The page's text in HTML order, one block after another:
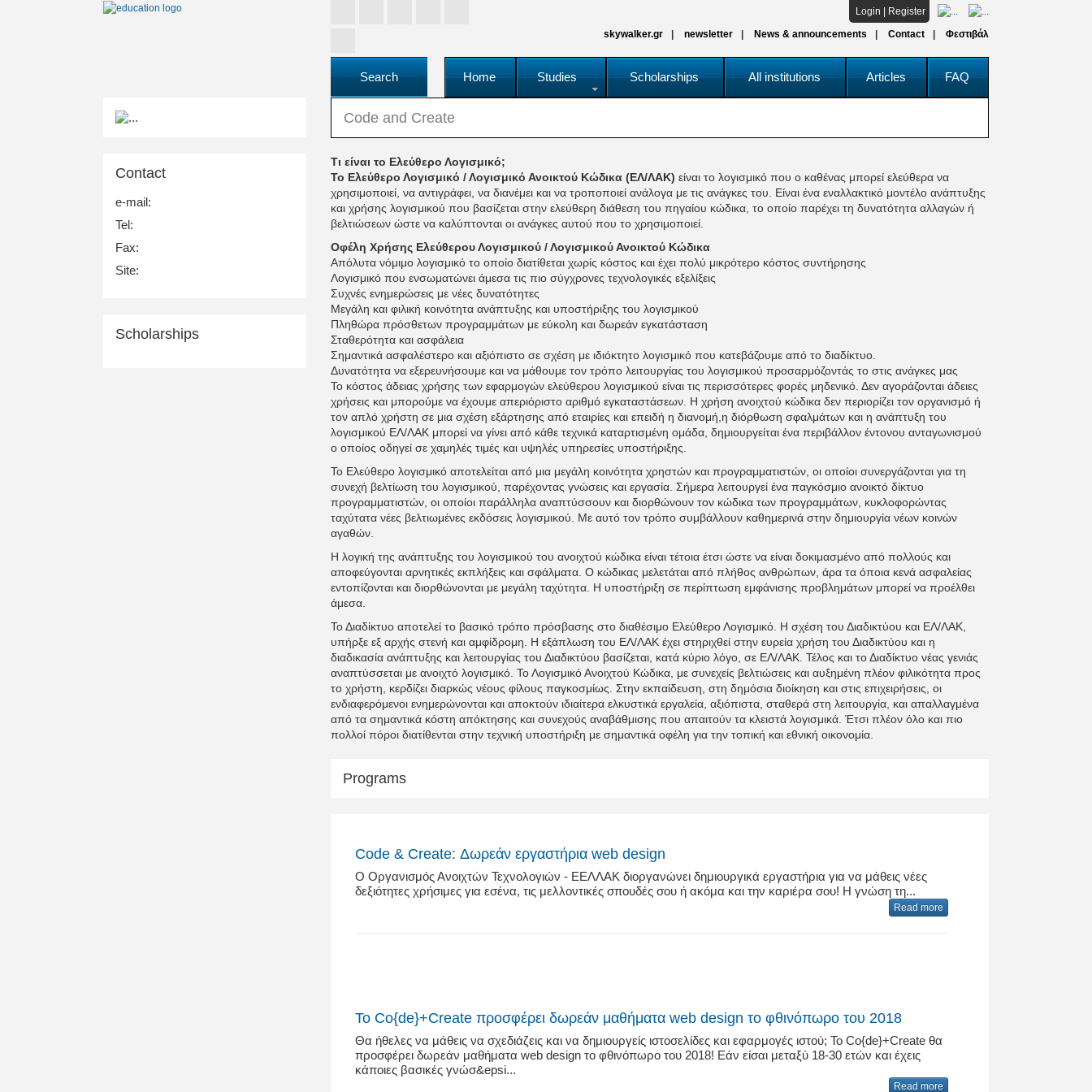
Login
Register
skywalker.gr
newsletter News & announcements Contact Φεστιβάλ
Search Home Studies Scholarships All institutions Articles FAQ
Contact
e-mail:
Tel:
Fax:
Site:
Scholarships
Code and Create
Τι είναι το Ελεύθερο Λογισμικό;
Το Ελεύθερο Λογισμικό / Λογισμικό Ανοικτού Κώδικα (ΕΛ/ΛΑΚ) είναι το λογισμικό που ο καθένας μπορεί ελεύθερα να
χρησιμοποιεί, να αντιγράφει, να διανέμει και να τροποποιεί ανάλογα με τις ανάγκες του. Είναι ένα εναλλακτικό μοντέλο ανάπτυξης
και χρήσης λογισμικού που βασίζεται στην ελεύθερη διάθεση του πηγαίου κώδικα, το οποίο παρέχει τη δυνατότητα αλλαγών ή
βελτιώσεων ώστε να καλύπτονται οι ανάγκες αυτού που το χρησιμοποιεί.
Οφέλη Χρήσης Ελεύθερου Λογισμικού / Λογισμικού Ανοικτού Κώδικα
Απόλυτα νόμιμο λογισμικό το οποίο διατίθεται χωρίς κόστος και έχει πολύ μικρότερο κόστος συντήρησης
Λογισμικό που ενσωματώνει άμεσα τις πιο σύγχρονες τεχνολογικές εξελίξεις
Συχνές ενημερώσεις με νέες δυνατότητες
Μεγάλη και φιλική κοινότητα ανάπτυξης και υποστήριξης του λογισμικού
Πληθώρα πρόσθετων προγραμμάτων με εύκολη και δωρεάν εγκατάσταση
Σταθερότητα και ασφάλεια
Σημαντικά ασφαλέστερο και αξιόπιστο σε σχέση με ιδιόκτητο λογισμικό που κατεβάζουμε από το διαδίκτυο.
Δυνατότητα να εξερευνήσουμε και να μάθουμε τον τρόπο λειτουργίας του λογισμικού προσαρμόζοντάς το στις ανάγκες μας
Το κόστος άδειας χρήσης των εφαρμογών ελεύθερου λογισμικού είναι τις περισσότερες φορές μηδενικό. Δεν αγοράζονται άδειες
χρήσεις και μπορούμε να έχουμε απεριόριστο αριθμό εγκαταστάσεων. Η χρήση ανοιχτού κώδικα δεν περιορίζει τον οργανισμό ή
τον απλό χρήστη σε μια σχέση εξάρτησης από εταιρίες και επειδή η διανομή,η διόρθωση σφαλμάτων και η ανάπτυξη του
λογισμικού ΕΛ/ΛΑΚ μπορεί να γίνει από κάθε τεχνικά καταρτισμένη ομάδα, δημιουργείται ένα περιβάλλον έντονου ανταγωνισμού
ο οποίος οδηγεί σε χαμηλές τιμές και υψηλές υπηρεσίες υποστήριξης.
Το Ελεύθερο λογισμικό αποτελείται από μια μεγάλη κοινότητα χρηστών και προγραμματιστών, οι οποίοι συνεργάζονται για τη
συνεχή βελτίωση του λογισμικού, παρέχοντας γνώσεις και εργασία. Σήμερα λειτουργεί ένα παγκόσμιο ανοικτό δίκτυο
προγραμματιστών, οι οποίοι παράλληλα αναπτύσσουν και διορθώνουν τον κώδικα των προγραμμάτων, κυκλοφορώντας
ταχύτατα νέες βελτιωμένες εκδόσεις λογισμικού. Με αυτό τον τρόπο συμβάλλουν καθημερινά στην δημιουργία νέων κοινών
αγαθών.
Η λογική της ανάπτυξης του λογισμικού του ανοιχτού κώδικα είναι τέτοια έτσι ώστε να είναι δοκιμασμένο από πολλούς και
αποφεύγονται αρνητικές εκπλήξεις και σφάλματα. Ο κώδικας μελετάται από πλήθος ανθρώπων, άρα τα όποια κενά ασφαλείας
εντοπίζονται και διορθώνονται με μεγάλη ταχύτητα. Η υποστήριξη σε περίπτωση εμφάνισης προβλημάτων μπορεί να προέλθει
άμεσα.
Το Διαδίκτυο αποτελεί το βασικό τρόπο πρόσβασης στο διαθέσιμο Ελεύθερο Λογισμικό. Η σχέση του Διαδικτύου και ΕΛ/ΛΑΚ,
υπήρξε εξ αρχής στενή και αμφίδρομη. Η εξάπλωση του ΕΛ/ΛΑΚ έχει στηριχθεί στην ευρεία χρήση του Διαδικτύου και η
διαδικασία ανάπτυξης και λειτουργίας του Διαδικτύου βασίζεται, κατά κύριο λόγο, σε ΕΛ/ΛΑΚ. Τέλος και το Διαδίκτυο νέας γενιάς
αναπτύσσεται με ανοιχτό λογισμικό. Το Λογισμικό Ανοιχτού Κώδικα, με συνεχείς βελτιώσεις και αυξημένη πλέον φιλικότητα προς
το χρήστη, κερδίζει διαρκώς νέους φίλους παγκοσμίως. Στην εκπαίδευση, στη δημόσια διοίκηση και στις επιχειρήσεις, οι
ενδιαφερόμενοι ενημερώνονται και αποκτούν ιδιαίτερα ελκυστικά εργαλεία, αξιόπιστα, σταθερά στη λειτουργία, και απαλλαγμένα
από τα σημαντικά κόστη απόκτησης και συνεχούς αναβάθμισης που απαιτούν τα κλειστά λογισμικά. Έτσι πλέον όλο και πιο
πολλοί πόροι διατίθενται στην τεχνική υποστήριξη με σημαντικά οφέλη για την τοπική και εθνική οικονομία.
Programs
Code & Create: Δωρεάν εργαστήρια web design
Ο Οργανισμός Ανοιχτών Τεχνολογιών - ΕΕΛΛΑΚ διοργανώνει δημιουργικά εργαστήρια για να μάθεις νέες
δεξιότητες χρήσιμες για εσένα, τις μελλοντικές σπουδές σου ή ακόμα και την καριέρα σου! Η γνώση τη...
Read more
Το Co{de}+Create προσφέρει δωρεάν μαθήματα web design το φθινόπωρο του 2018
Θα ήθελες να μάθεις να σχεδιάζεις και να δημιουργείς ιστοσελίδες και εφαρμογές ιστού; Το Co{de}+Create θα
προσφέρει δωρεάν μαθήματα web design το φθινόπωρο του 2018! Εάν είσαι μεταξύ 18-30 ετών και έχεις
κάποιες βασικές γνώσ&epsi...
Read more